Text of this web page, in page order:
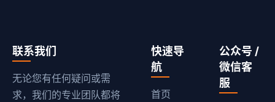
联系我们
无论您有任何疑问或需
求，我们的专业团队都将
快速导
航
首页
公众号 /
微信客
服